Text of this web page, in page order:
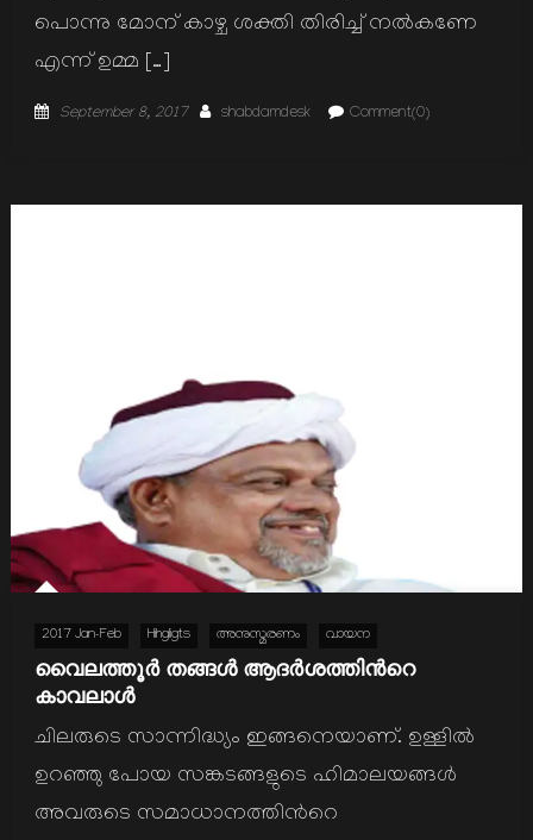
പൊന്നു മോന് കാഴ്ച ശക്തി തിരിച്ച് നല്‍കണേ
എന്ന് ഉമ്മ […]
Posted
September 8, 2017 Author
shabdamdesk Comment(0)
2017 Jan-Feb Hihgligts അനുസ്മരണം വായന
വൈലത്തൂർ തങ്ങള്‍ ആദർശത്തിന്‍റെ
കാവലാള്‍
ചിലരുടെ സാന്നിദ്ധ്യം ഇങ്ങനെയാണ്. ഉള്ളില്‍
ഉറഞ്ഞു പോയ സങ്കടങ്ങളുടെ ഹിമാലയങ്ങള്‍
അവരുടെ സമാധാനത്തിന്‍റെ